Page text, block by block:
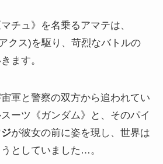
チュ》を名乗るアマテは、
クス)を駆り、苛烈なバトルの
ます。
軍と警察の双方から追われてい
ーツ《ガンダム》と、そのパイ
が彼女の前に姿を現し、世界は
としていました…。